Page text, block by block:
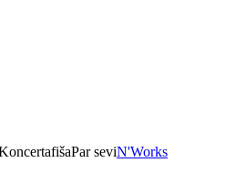
Par seviN'Works